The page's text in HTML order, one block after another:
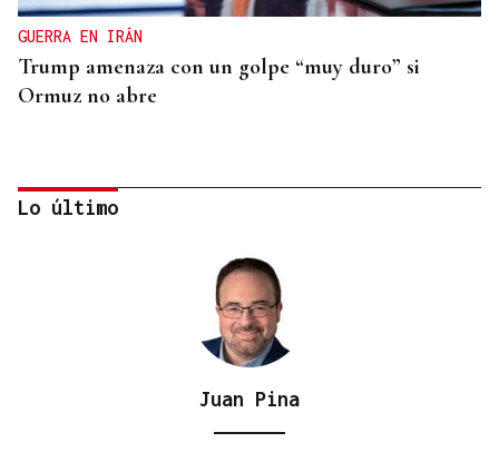
GUERRA EN IRÁN
Trump amenaza con un golpe “muy duro” si
Ormuz no abre
Lo último
Juan Pina